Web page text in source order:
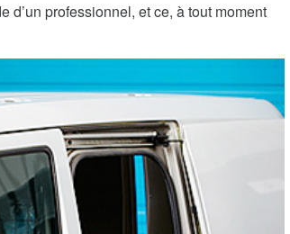
professionnel, et ce, à tout moment